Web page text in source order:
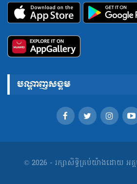
បណ្តាញសង្គម
© 2026 - រក្សាសិទ្ធិគ្រប់យ៉ាងដោយ អគ្គ